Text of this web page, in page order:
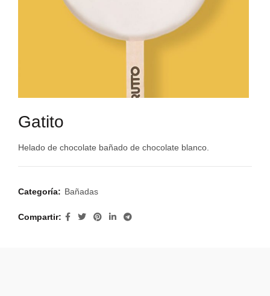
Gatito
Helado de chocolate bañado de chocolate blanco.
Categoría: Bañadas
Compartir